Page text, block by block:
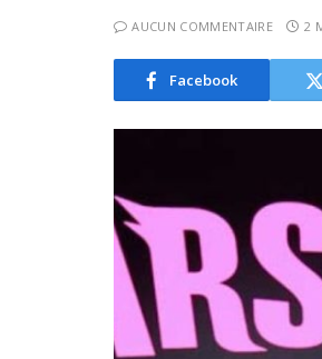
AUCUN COMMENTAIRE 2
Facebook